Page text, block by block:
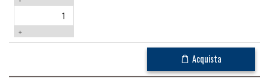
+
Acquista